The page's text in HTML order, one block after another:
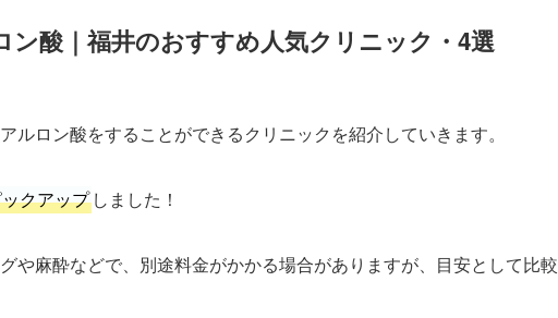
ン酸｜福井のおすすめ人気クリニック・4選
ルロン酸をすることができるクリニックを紹介していきます。
クアップ しました！
や麻酔などで、別途料金がかかる場合がありますが、目安として比較